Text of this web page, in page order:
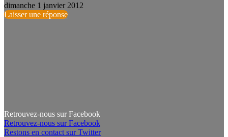
dimanche 1 janvier 2012
Laisser une réponse
Retrouvez-nous sur Facebook
Retrouvez-nous sur Facebook
Restons en contact sur Twitter